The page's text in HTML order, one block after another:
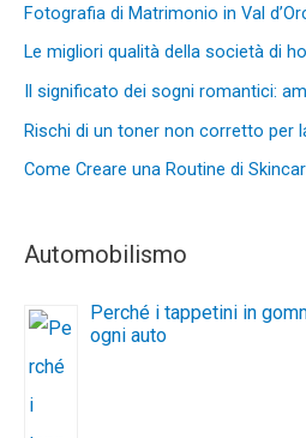
Fotografia di Matrimonio in Val
Le migliori qualità della società di
Il significato dei sogni romantici:
Rischi di un toner non corretto per
Come Creare una Routine di
Automobilismo
Perché i tappetini in
ogni auto